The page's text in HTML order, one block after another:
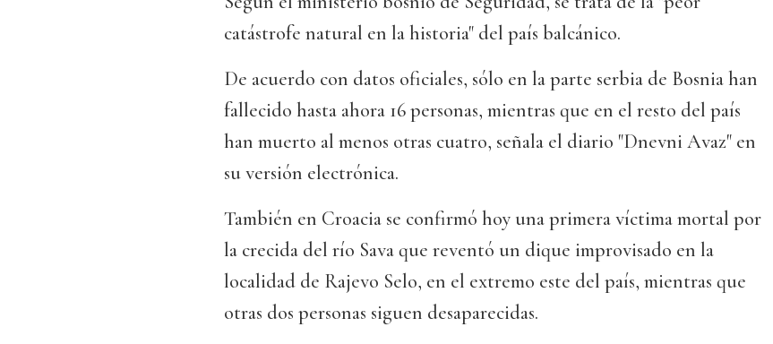
catástrofe natural en la historia" del país balcánico.
De acuerdo con datos oficiales, sólo en la parte serbia de Bosnia han
fallecido hasta ahora 16 personas, mientras que en el resto del país
han muerto al menos otras cuatro, señala el diario "Dnevni Avaz" en
su versión electrónica.
También en Croacia se confirmó hoy una primera víctima mortal por
la crecida del río Sava que reventó un dique improvisado en la
localidad de Rajevo Selo, en el extremo este del país, mientras que
otras dos personas siguen desaparecidas.